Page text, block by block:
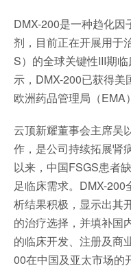
DMX-200是一种趋化
剂，目前正在开展用于
S）的全球关键性III期
示，DMX-200已获得美
欧洲药品管理局（EMA
云顶新耀董事会主席吴
作，是公司持续拓展肾
以来，中国FSGS患者
足临床需求。DMX-200
析结果积极，显示出其
的治疗选择，并填补国
的临床开发、注册及商
00在中国及亚太市场的